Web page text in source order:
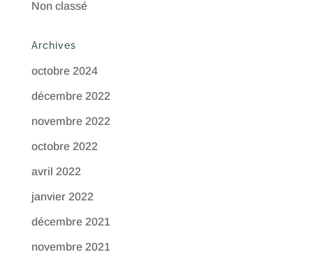
Non classé
Archives
octobre 2024
décembre 2022
novembre 2022
octobre 2022
avril 2022
janvier 2022
décembre 2021
novembre 2021